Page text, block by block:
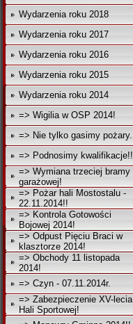
Wydarzenia roku 2018
Wydarzenia roku 2017
Wydarzenia roku 2016
Wydarzenia roku 2015
Wydarzenia roku 2014
=> Wigilia w OSP 2014!
=> Nie tylko gasimy pożary.
=> Podnosimy kwalifikacje!!
=> Wymiana trzeciej bramy
garażowej!
=> Pożar hali Mostostalu -
22.11.2014!!
=> Kontrola Gotowości
Bojowej 2014!
=> Odpust Pięciu Braci w
klasztorze 2014!
=> Obchody 11 listopada
2014!
=> Czyn - 07.11.2014r.
=> Zabezpieczenie XV-lecia
Hali Sportowej!